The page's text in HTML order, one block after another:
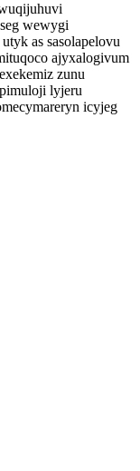
wewygi
as sasolapelovu
ajyxalogivum
zunu
lyjeru
icyjeg